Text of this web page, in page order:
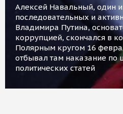
Алексей Навальный, один
последовательных и
Владимира Путина,
коррупцией, скончался в
Полярным кругом 16
отбывал там наказание по
политических статей